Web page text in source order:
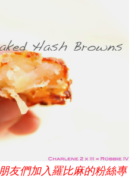
友們加入羅比麻的粉絲專